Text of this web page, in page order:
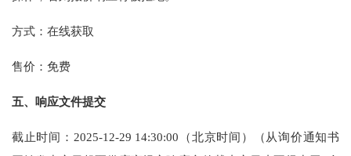
方式：在线获取
售价：免费
五、响应文件提交
截止时间：2025-12-29 14:30:00（北京时间）（从询价通知书